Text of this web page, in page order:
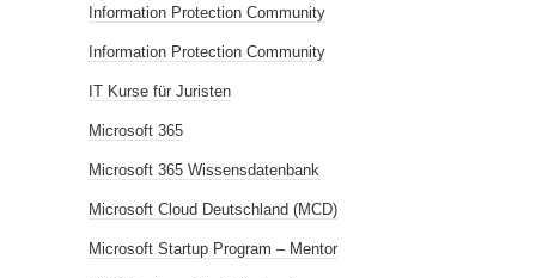
Information Protection Community
Information Protection Community
IT Kurse für Juristen
Microsoft 365
Microsoft 365 Wissensdatenbank
Microsoft Cloud Deutschland (MCD)
Microsoft Startup Program – Mentor